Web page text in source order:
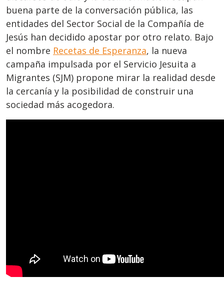
buena parte de la conversación pública, las
entidades del Sector Social de la Compañía de
Jesús han decidido apostar por otro relato. Bajo
el nombre Recetas de Esperanza, la nueva
campaña impulsada por el Servicio Jesuita a
Migrantes (SJM) propone mirar la realidad desde
la cercanía y la posibilidad de construir una
sociedad más acogedora.